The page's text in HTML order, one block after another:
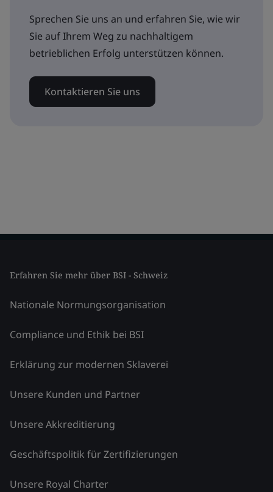
Sprechen Sie uns an und erfahren Sie, wie wir
Sie auf Ihrem Weg zu nachhaltigem
betrieblichen Erfolg unterstützen können.
Kontaktieren Sie uns
Erfahren Sie mehr über BSI - Schweiz
Nationale Normungsorganisation
Compliance und Ethik bei BSI
Erklärung zur modernen Sklaverei
Unsere Kunden und Partner
Unsere Akkreditierung
Geschäftspolitik für Zertifizierungen
Unsere Royal Charter